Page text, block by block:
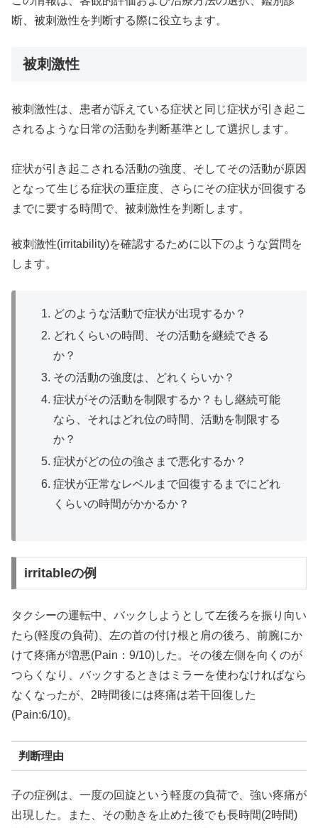
断、被刺激性を判断する際に役立ちます。
被刺激性
被刺激性は、患者が訴えている症状と同じ症状が引き起こ
されるような日常の活動を判断基準として選択します。
症状が引き起こされる活動の強度、そしてその活動が原因
となって生じる症状の重症度、さらにその症状が回復する
までに要する時間で、被刺激性を判断します。
被刺激性(irritability)を確認するために以下のような質問を
します。
どのような活動で症状が出現するか？
どれくらいの時間、その活動を継続できる
か？
その活動の強度は、どれくらいか？
症状がその活動を制限するか？もし継続可能
なら、それはどれ位の時間、活動を制限する
か？
症状がどの位の強さまで悪化するか？
症状が正常なレベルまで回復するまでにどれ
くらいの時間がかかるか？
irritableの例
タクシーの運転中、バックしようとして左後ろを振り向い
たら(軽度の負荷)、左の首の付け根と肩の後ろ、前腕にか
けて疼痛が増悪(Pain：9/10)した。その後左側を向くのが
つらくなり、バックするときはミラーを使わなければなら
なくなったが、2時間後には疼痛は若干回復した
(Pain:6/10)。
判断理由
子の症例は、一度の回旋という軽度の負荷で、強い疼痛が
出現した。また、その動きを止めた後でも長時間(2時間)